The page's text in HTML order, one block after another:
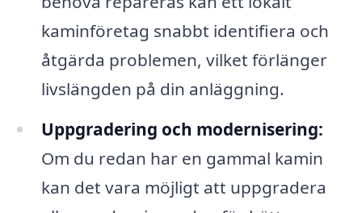
kaminföretag snabbt identifiera och
åtgärda problemen, vilket förlänger
livslängden på din anläggning.
Uppgradering och modernisering:
Om du redan har en gammal kamin
kan det vara möjligt att uppgradera